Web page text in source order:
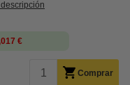
€
Comprar